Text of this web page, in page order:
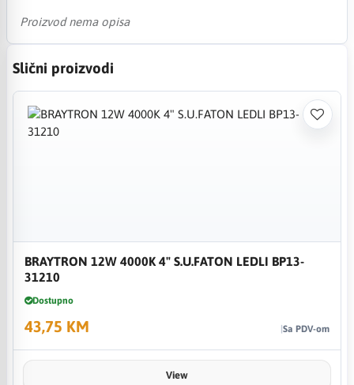
Proizvod nema opisa
Slični proizvodi
BRAYTRON 12W 4000K 4" S.U.FATON LEDLI BP13-
31210
Dostupno
43,75 KM Sa PDV-om
View